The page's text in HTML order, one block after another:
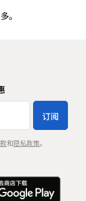
。
订阅
和隐私政策。